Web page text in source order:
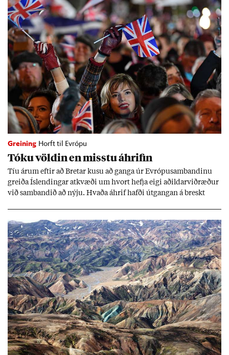
Greining Horft til Evrópu
Tóku völd­in en misstu áhrif­in
Tíu ár­um eft­ir að Bret­ar kusu að ganga úr Evr­ópu­sam­band­inu
greiða Ís­lend­ing­ar at­kvæði um hvort hefja eigi að­ild­ar­við­ræð­ur
við sam­band­ið að nýju. Hvaða áhrif hafði út­gang­an á breskt